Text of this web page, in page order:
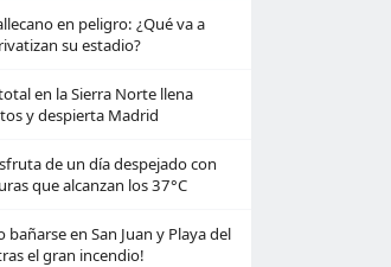
en peligro: ¿Qué va a
su estadio?
en la Sierra Norte llena
y despierta Madrid
de un día despejado con
que alcanzan los 37°C
bañarse en San Juan y Playa del
el gran incendio!